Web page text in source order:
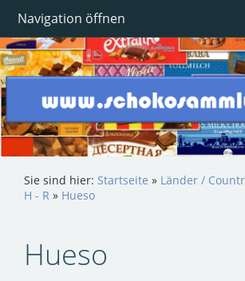
Navigation öffnen
Sie sind hier: Startseite » Länder /
H - R » Hueso
Hueso